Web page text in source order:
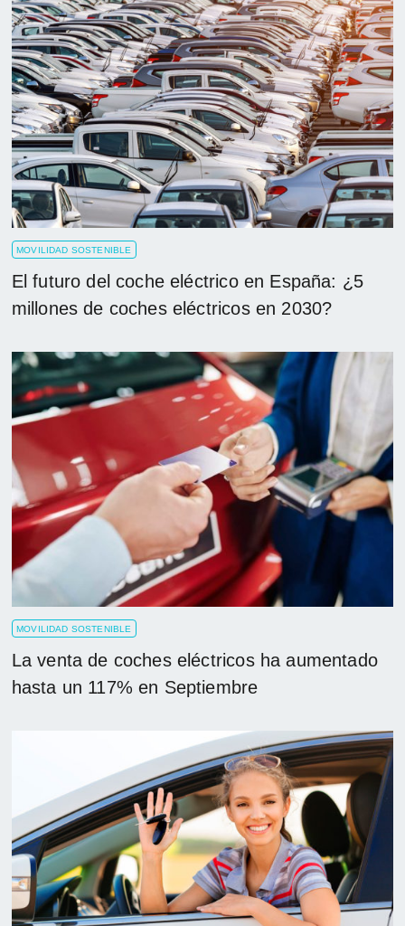
MOVILIDAD SOSTENIBLE
El futuro del coche eléctrico en España: ¿5
millones de coches eléctricos en 2030?
MOVILIDAD SOSTENIBLE
La venta de coches eléctricos ha aumentado
hasta un 117% en Septiembre